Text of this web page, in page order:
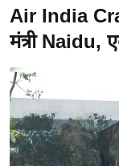
ज़ा
ख
र
रा
ष्ट्री
य
Air India
मंत्री Naidu,